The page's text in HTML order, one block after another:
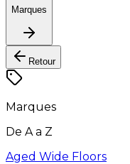
Marques
Retour
Marques
De A a Z
Aged Wide Floors